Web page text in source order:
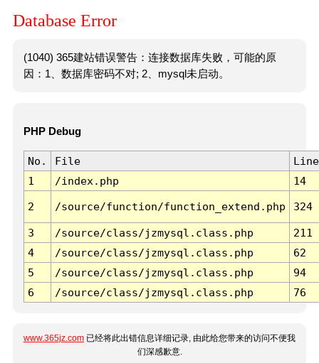
Database Error
(1040) 365建站错误警告：连接数据库失败，可能的原
因：1、数据库密码不对; 2、mysql未启动。
PHP Debug
No. File
Line
1
/index.php 14
2 /source/function/function_extend.php 324
3 /source/class/jzmysql.class.php
211
4
/source/class/jzmysql.class.php
62
5
/source/class/jzmysql.class.php
94
6
/source/class/jzmysql.class.php 76
www.365jz.com 已经将此出错信息详细记录, 由此给您带来的访问不便我
们深感歉意.